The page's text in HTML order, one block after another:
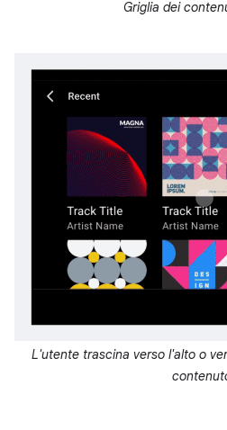
Griglia dei
L'utente trascina verso l'alto o